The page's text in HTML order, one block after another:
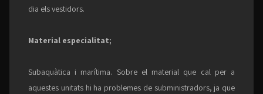
dia els vestidors.
Material especialitat;
Subaquàtica i marítima. Sobre el material que cal per a
aquestes unitats hi ha problemes de subministradors, ja que